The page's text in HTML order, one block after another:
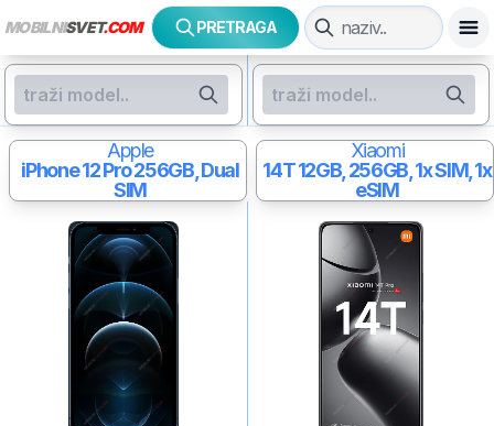
MOBILNISVET.COM PRETRAGA
Apple
iPhone 12 Pro256GB, Dual
SIM
Xiaomi
14T12GB, 256GB, 1x SIM, 1x
eSIM